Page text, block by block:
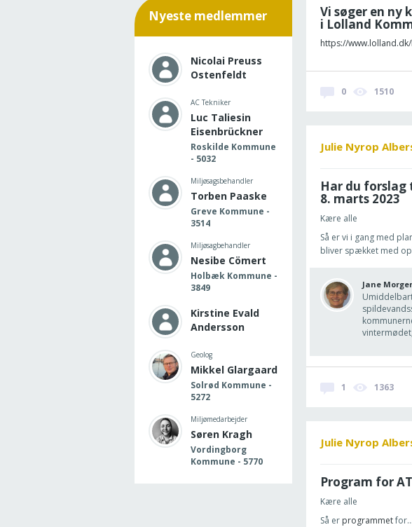
Nyeste medlemmer
Nicolai Preuss
Ostenfeldt
AC Tekniker
Luc Taliesin
Eisenbrückner
Roskilde Kommune
- 5032
Miljøsagsbehandler
Torben Paaske
Greve Kommune -
3514
Miljøsagbehandler
Nesibe Cömert
Holbæk Kommune -
3849
Kirstine Evald
Andersson
Geolog
Mikkel Glargaard
Solrød Kommune -
5272
Miljømedarbejder
Søren Kragh
Vordingborg
Kommune - 5770
Vi søger en ny
i Lolland
https://
0 1510
Julie Nyrop
Har du forslag
8. marts 2023
Kære alle
Så er vi i gang med
bliver spækket med
Jane
1 1363
Julie Nyrop
Program for
Kære alle
Så er programmetfor...